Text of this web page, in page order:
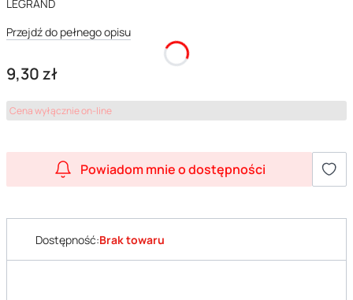
LEGRAND
Przejdź do pełnego opisu
Cena
9,30 zł
Cena wyłącznie on-line
Powiadom mnie o dostępności
Dostępność:Brak towaru